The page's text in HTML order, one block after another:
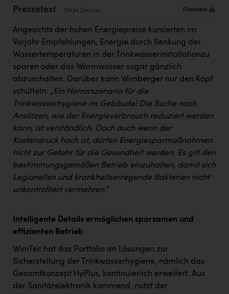
Resch&Frisch
RUBBLE MASTER
Ruderclub Wels
SCRI - Salzburg Cancer Research Institute
SCHMACHTL GmbH
Schwingshandl - automation technology gmbh
Seher + Partner
Smurfit Westrock Nettingsdorf
TGW Logistics
VERITAS
Vier Diamanten
Vorlagenportal
Wir besiegen Krebs
Pressetext 17434 Zeichen Plaintext
Angesichts der hohen Energiepreise kursierten im
Vorjahr Empfehlungen, Energie durch Senkung der
Wassertemperaturen in der Trinkwasserinstallationzu
sparen oder das Warmwasser sogar gänzlich
abzuschalten. Darüber kann Wimberger nur den Kopf
schütteln: „Ein Horrorszenario für die
Trinkwasserhygiene im Gebäude! Die Suche nach
Ansätzen, wie der Energieverbrauch reduziert werden
kann, ist verständlich. Doch auch wenn der
Kostendruck hoch ist, dürfen Energiesparmaßnahmen
nicht zur Gefahr für die Gesundheit werden. Es gilt den
bestimmungsgemäßen Betrieb einzuhalten, damit sich
Legionellen und krankheitserregende Bakterien nicht
unkontrolliert vermehren.“
Intelligente Details ermöglichen sparsamen und
effizienten Betrieb
WimTec hat das Portfolio an Lösungen zur
Sicherstellung der Trinkwasserhygiene, nämlich das
Gesamtkonzept HyPlus, kontinuierlich erweitert. Aus
der Sanitärelektronik kommend, nutzt der